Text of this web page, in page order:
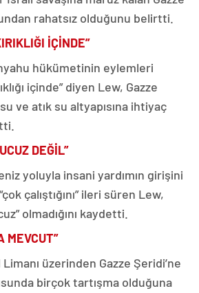
rahatsız olduğunu belirtti.
İÇİNDE”
hükümetinin eylemleri
içinde” diyen Lew, Gazze
ve atık su altyapısına ihtiyaç
DEĞİL”
yoluyla insani yardımın girişini
çalıştığını” ileri süren Lew,
olmadığını kaydetti.
MEVCUT”
üzerinden Gazze Şeridi’ne
birçok tartışma olduğuna